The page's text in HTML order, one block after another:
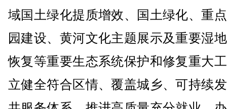
域国土绿化提质增效、国土绿化、重
园建设、黄河文化主题展示及重要湿
恢复等重要生态系统保护和修复重大
立健全符合区情、覆盖城乡、可持续